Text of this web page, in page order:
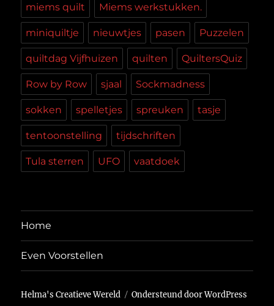
miems quilt Miems werkstukken.
miniquiltje nieuwtjes pasen Puzzelen
quiltdag Vijfhuizen quilten QuiltersQuiz
Row by Row sjaal Sockmadness
sokken spelletjes spreuken tasje
tentoonstelling tijdschriften
Tula sterren UFO vaatdoek
Home
Even Voorstellen
Helma's Creatieve Wereld Ondersteund door WordPress